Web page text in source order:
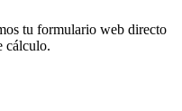
tu formulario web directo
cálculo.